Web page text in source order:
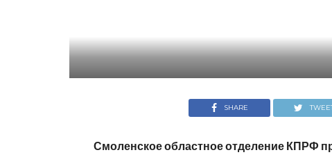
SHARE
Смоленское областное отделение КПРФ